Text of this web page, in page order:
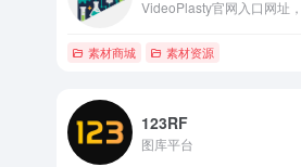
素材商城 素材资源
123RF
图库平台